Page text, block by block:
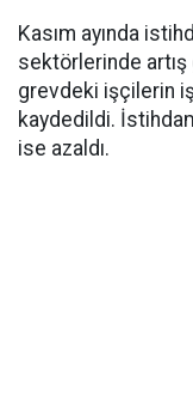
Kasım ayında
sektörlerinde
grevdeki işçilerin
kaydedildi.
ise azaldı.